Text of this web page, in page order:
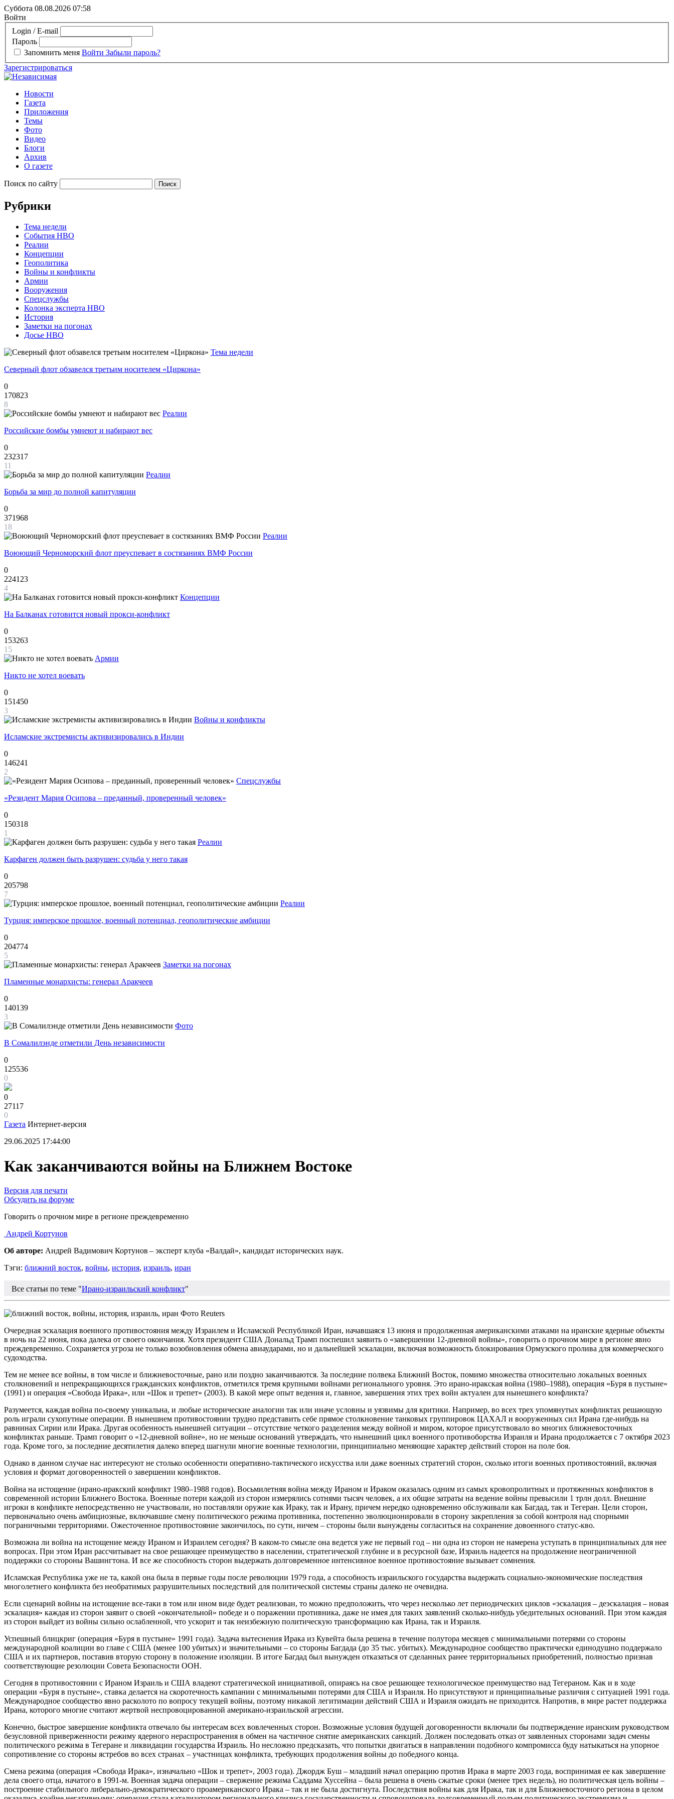
Суббота 08.08.2026 07:58
Войти
Login / E-mail
Пароль
Запомнить меня Войти Забыли пароль?
Зарегистрироваться
Новости
Газета
Приложения
Темы
Фото
Видео
Блоги
Архив
О газете
Поиск по сайту
Рубрики
Тема недели
События НВО
Реалии
Концепции
Геополитика
Войны и конфликты
Армии
Вооружения
Спецслужбы
Колонка эксперта НВО
История
Заметки на погонах
Досье НВО
Тема недели
Северный флот обзавелся третьим носителем «Циркона»
0
170823
8
Реалии
Российские бомбы умнеют и набирают вес
0
232317
11
Реалии
Борьба за мир до полной капитуляции
0
371968
18
Реалии
Воюющий Черноморский флот преуспевает в состязаниях ВМФ России
0
224123
4
Концепции
На Балканах готовится новый прокси-конфликт
0
153263
15
Армии
Никто не хотел воевать
0
151450
3
Войны и конфликты
Исламские экстремисты активизировались в Индии
0
146241
2
Спецслужбы
«Резидент Мария Осипова – преданный, проверенный человек»
0
150318
1
Реалии
Карфаген должен быть разрушен: судьба у него такая
0
205798
7
Реалии
Турция: имперское прошлое, военный потенциал, геополитические амбиции
0
204774
5
Заметки на погонах
Пламенные монархисты: генерал Аракчеев
0
140139
3
Фото
В Сомалилэнде отметили День независимости
0
125536
0
0
27117
0
Газета Интернет-версия
29.06.2025 17:44:00
Как заканчиваются войны на Ближнем Востоке
Версия для печати
Обсудить на форуме
Говорить о прочном мире в регионе преждевременно
Андрей Кортунов
Об авторе: Андрей Вадимович Кортунов – эксперт клуба «Валдай», кандидат исторических наук.
Тэги: ближний восток, войны, история, израиль, иран
Все статьи по теме "Ирано-израильский конфликт"
Фото Reuters
Очередная эскалация военного противостояния между Израилем и Исламской Республикой Иран, начавшаяся 13 июня и продолженная американскими атаками на иранские ядерные объекты
в ночь на 22 июня, пока далека от своего окончания. Хотя президент США Дональд Трамп поспешил заявить о «завершении 12-дневной войны», говорить о прочном мире в регионе явно
преждевременно. Сохраняется угроза не только возобновления обмена авиаударами, но и дальнейшей эскалации, включая возможность блокирования Ормузского пролива для коммерческого
судоходства.
Тем не менее все войны, в том числе и ближневосточные, рано или поздно заканчиваются. За последние полвека Ближний Восток, помимо множества относительно локальных военных
столкновений и непрекращающихся гражданских конфликтов, отметился тремя крупными войнами регионального уровня. Это ирано-иракская война (1980–1988), операция «Буря в пустыне»
(1991) и операция «Свобода Ирака», или «Шок и трепет» (2003). В какой мере опыт ведения и, главное, завершения этих трех войн актуален для нынешнего конфликта?
Разумеется, каждая война по-своему уникальна, и любые исторические аналогии так или иначе условны и уязвимы для критики. Например, во всех трех упомянутых конфликтах решающую
роль играли сухопутные операции. В нынешнем противостоянии трудно представить себе прямое столкновение танковых группировок ЦАХАЛ и вооруженных сил Ирана где-нибудь на
равнинах Сирии или Ирака. Другая особенность нынешней ситуации – отсутствие четкого разделения между войной и миром, которое присутствовало во многих ближневосточных
конфликтах раньше. Трамп говорит о «12-дневной войне», но не меньше оснований утверждать, что нынешний цикл военного противоборства Израиля и Ирана продолжается с 7 октября 2023
года. Кроме того, за последние десятилетия далеко вперед шагнули многие военные технологии, принципиально меняющие характер действий сторон на поле боя.
Однако в данном случае нас интересуют не столько особенности оперативно-тактического искусства или даже военных стратегий сторон, сколько итоги военных противостояний, включая
условия и формат договоренностей о завершении конфликтов.
Война на истощение (ирано-иракский конфликт 1980–1988 годов). Восьмилетняя война между Ираном и Ираком оказалась одним из самых кровопролитных и протяженных конфликтов в
современной истории Ближнего Востока. Военные потери каждой из сторон измерялись сотнями тысяч человек, а их общие затраты на ведение войны превысили 1 трлн долл. Внешние
игроки в конфликте непосредственно не участвовали, но поставляли оружие как Ираку, так и Ирану, причем нередко одновременно обслуживали как Багдад, так и Тегеран. Цели сторон,
первоначально очень амбициозные, включавшие смену политического режима противника, постепенно эволюционировали в сторону закрепления за собой контроля над спорными
пограничными территориями. Ожесточенное противостояние закончилось, по сути, ничем – стороны были вынуждены согласиться на сохранение довоенного статус-кво.
Возможна ли война на истощение между Ираном и Израилем сегодня? В каком-то смысле она ведется уже не первый год – ни одна из сторон не намерена уступать в принципиальных для нее
вопросах. При этом Иран рассчитывает на свое решающее преимущество в населении, стратегической глубине и в ресурсной базе, Израиль надеется на продолжение неограниченной
поддержки со стороны Вашингтона. И все же способность сторон выдержать долговременное интенсивное военное противостояние вызывает сомнения.
Исламская Республика уже не та, какой она была в первые годы после революции 1979 года, а способность израильского государства выдержать социально-экономические последствия
многолетнего конфликта без необратимых разрушительных последствий для политической системы страны далеко не очевидна.
Если сценарий войны на истощение все-таки в том или ином виде будет реализован, то можно предположить, что через несколько лет периодических циклов «эскалация – деэскалация – новая
эскалация» каждая из сторон заявит о своей «окончательной» победе и о поражении противника, даже не имея для таких заявлений сколько-нибудь убедительных оснований. При этом каждая
из сторон выйдет из войны сильно ослабленной, что ускорит и так неизбежную политическую трансформацию как Ирана, так и Израиля.
Успешный блицкриг (операция «Буря в пустыне» 1991 года). Задача вытеснения Ирака из Кувейта была решена в течение полутора месяцев с минимальными потерями со стороны
международной коалиции во главе с США (менее 100 убитых) и значительными – со стороны Багдада (до 35 тыс. убитых). Международное сообщество практически единодушно поддержало
США и их партнеров, поставив вторую сторону в положение изоляции. В итоге Багдад был вынужден отказаться от сделанных ранее территориальных приобретений, полностью признав
соответствующие резолюции Совета Безопасности ООН.
Сегодня в противостоянии с Ираном Израиль и США владеют стратегической инициативой, опираясь на свое решающее технологическое преимущество над Тегераном. Как и в ходе
операции «Буря в пустыне», ставка делается на скоротечность кампании с минимальными потерями для США и Израиля. Но присутствуют и принципиальные различия с ситуацией 1991 года.
Международное сообщество явно расколото по вопросу текущей войны, поэтому никакой легитимации действий США и Израиля ожидать не приходится. Напротив, в мире растет поддержка
Ирана, которого многие считают жертвой неспровоцированной американо-израильской агрессии.
Конечно, быстрое завершение конфликта отвечало бы интересам всех вовлеченных сторон. Возможные условия будущей договоренности включали бы подтверждение иранским руководством
безусловной приверженности режиму ядерного нераспространения в обмен на частичное снятие американских санкций. Должен последовать отказ от заявленных сторонами задач смены
политического режима в Тегеране и ликвидации государства Израиль. Но несложно предсказать, что попытки двигаться в направлении подобного компромисса буду натыкаться на упорное
сопротивление со стороны ястребов во всех странах – участницах конфликта, требующих продолжения войны до победного конца.
Смена режима (операция «Свобода Ирака», изначально «Шок и трепет», 2003 года). Джордж Буш – младший начал операцию против Ирака в марте 2003 года, воспринимая ее как завершение
дела своего отца, начатого в 1991-м. Военная задача операции – свержение режима Саддама Хуссейна – была решена в очень сжатые сроки (менее трех недель), но политическая цель войны –
построение стабильного либерально-демократического проамериканского Ирака – так и не была достигнута. Последствия войны как для Ирака, так и для Ближневосточного региона в целом